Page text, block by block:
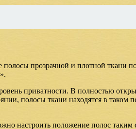
прозрачной и плотной ткани
приватности. В полностью
полосы ткани находятся в таком
настроить положение полос таким